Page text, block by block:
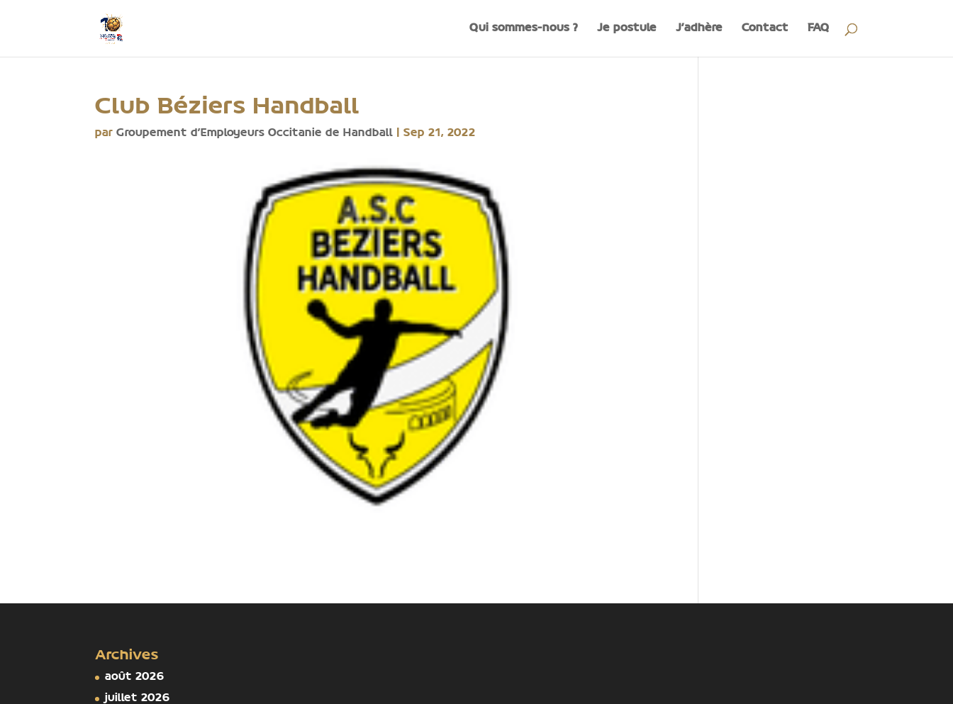
Qui sommes-nous ? Je postule J’adhère Contact FAQ
Club Béziers Handball
parGroupement d'Employeurs Occitanie de Handball |Sep 21, 2022
Archives
août 2026
juillet 2026